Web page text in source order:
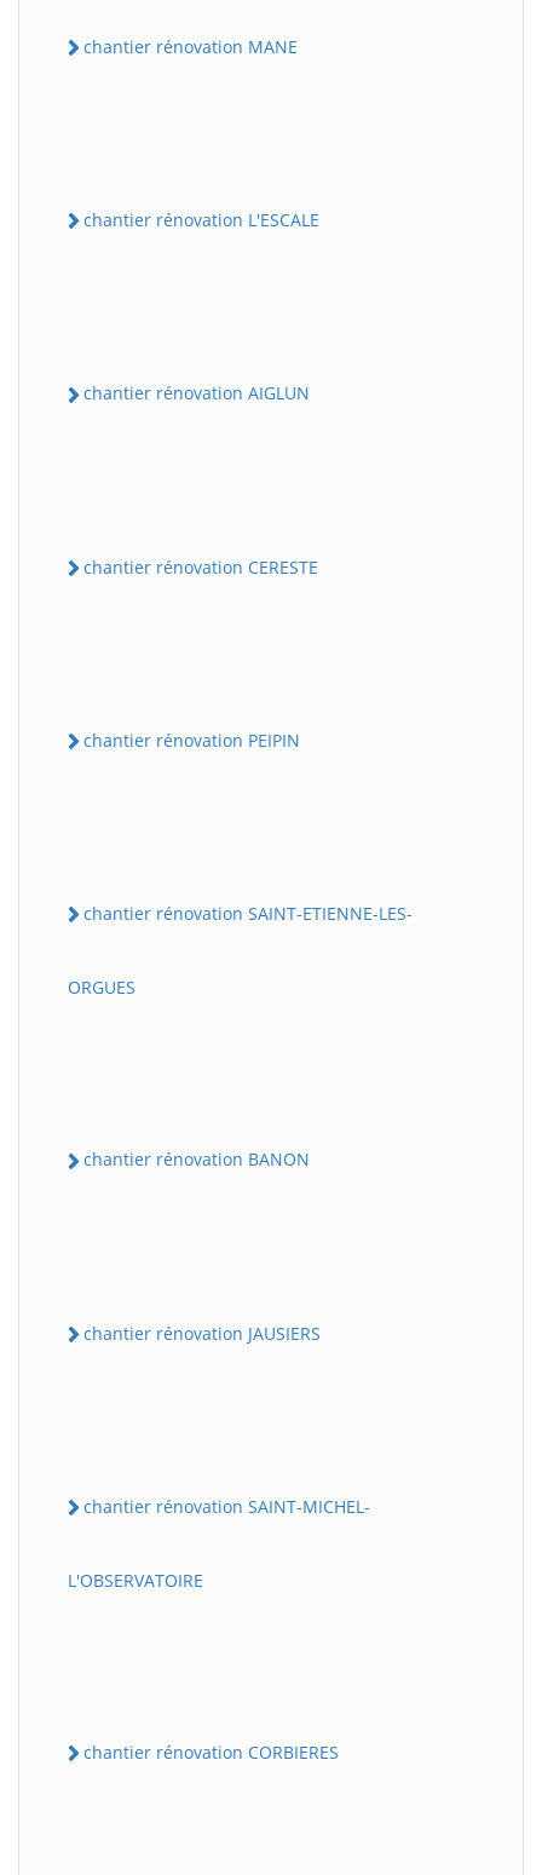
chantier rénovation MANE
chantier rénovation L'ESCALE
chantier rénovation AIGLUN
chantier rénovation CERESTE
chantier rénovation PEIPIN
chantier rénovation SAINT-ETIENNE-LES-
ORGUES
chantier rénovation BANON
chantier rénovation JAUSIERS
chantier rénovation SAINT-MICHEL-
L'OBSERVATOIRE
chantier rénovation CORBIERES